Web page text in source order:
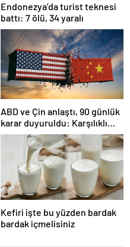
Endonezya’da turist teknesi
battı: 7 ölü, 34 yaralı
ABD ve Çin anlaştı, 90 günlük
karar duyuruldu: Karşılıklı
tarife indirimi geldi!
Kefiri işte bu yüzden bardak
bardak içmelisiniz